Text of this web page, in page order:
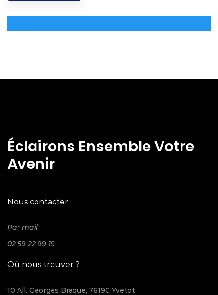
Éclairons Ensemble Votre
Avenir
Nous contacter :
Par mail
02 59 22 99 19
Où nous trouver ?
10 All. Georges Braque, 76190 Yvetot